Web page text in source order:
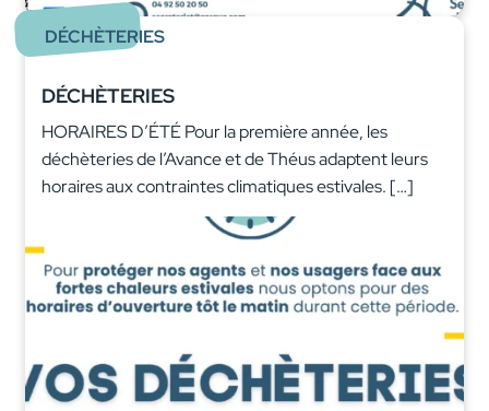
DÉCHÈTERIES
DÉCHÈTERIES
HORAIRES D’ÉTÉ Pour la première année, les
déchèteries de l’Avance et de Théus adaptent leurs
horaires aux contraintes climatiques estivales. […]